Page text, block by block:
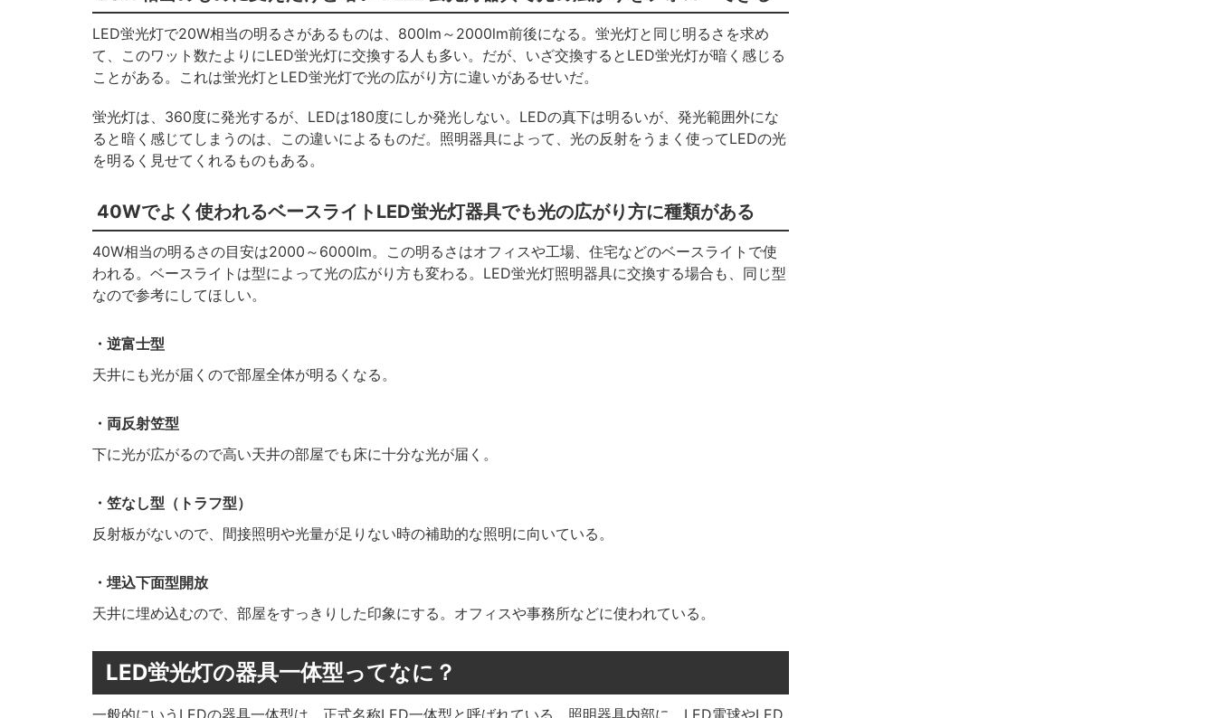
LED蛍光灯で20W相当の明るさがあるものは、800lm～2000lm前後になる。蛍光灯と同じ明るさを求め
て、このワット数たよりにLED蛍光灯に交換する人も多い。だが、いざ交換するとLED蛍光灯が暗く感じる
ことがある。これは蛍光灯とLED蛍光灯で光の広がり方に違いがあるせいだ。
蛍光灯は、360度に発光するが、LEDは180度にしか発光しない。LEDの真下は明るいが、発光範囲外にな
ると暗く感じてしまうのは、この違いによるものだ。照明器具によって、光の反射をうまく使ってLEDの光
を明るく見せてくれるものもある。
40Wでよく使われるベースライトLED蛍光灯器具でも光の広がり方に種類がある
40W相当の明るさの目安は2000～6000lm。この明るさはオフィスや工場、住宅などのベースライトで使
われる。ベースライトは型によって光の広がり方も変わる。LED蛍光灯照明器具に交換する場合も、同じ型
なので参考にしてほしい。
・逆富士型
天井にも光が届くので部屋全体が明るくなる。
・両反射笠型
下に光が広がるので高い天井の部屋でも床に十分な光が届く。
・笠なし型（トラフ型）
反射板がないので、間接照明や光量が足りない時の補助的な照明に向いている。
・埋込下面型開放
天井に埋め込むので、部屋をすっきりした印象にする。オフィスや事務所などに使われている。
LED蛍光灯の器具一体型ってなに？
一般的にいうLEDの器具一体型は、正式名称LED一体型と呼ばれている。照明器具内部に、LED電球やLED